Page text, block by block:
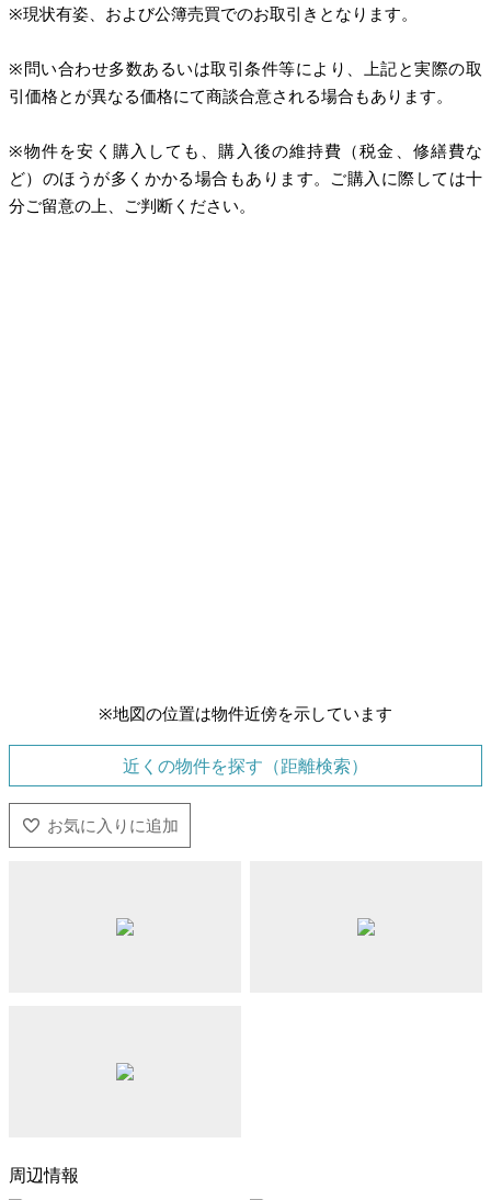
※現状有姿、および公簿売買でのお取引きとなります。
※問い合わせ多数あるいは取引条件等により、上記と実際の取
引価格とが異なる価格にて商談合意される場合もあります。
※物件を安く購入しても、購入後の維持費（税金、修繕費な
ど）のほうが多くかかる場合もあります。ご購入に際しては十
分ご留意の上、ご判断ください。
※地図の位置は物件近傍を示しています
近くの物件を探す（距離検索）
周辺情報